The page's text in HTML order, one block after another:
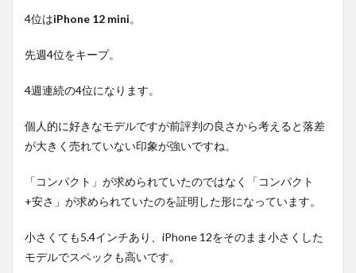
4位はiPhone 12 mini。
先週4位をキープ。
4週連続の4位になります。
個人的に好きなモデルですが前評判の良さから考えると落差
が大きく売れていない印象が強いですね。
「コンパクト」が求められていたのではなく「コンパクト
+安さ」が求められていたのを証明した形になっています。
小さくても5.4インチあり、iPhone 12をそのまま小さくした
モデルでスペックも高いです。